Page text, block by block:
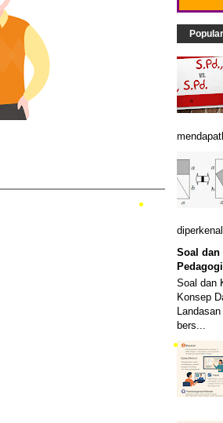
Popular
Soal dan
Soal dan
Konsep
bers...
•
•